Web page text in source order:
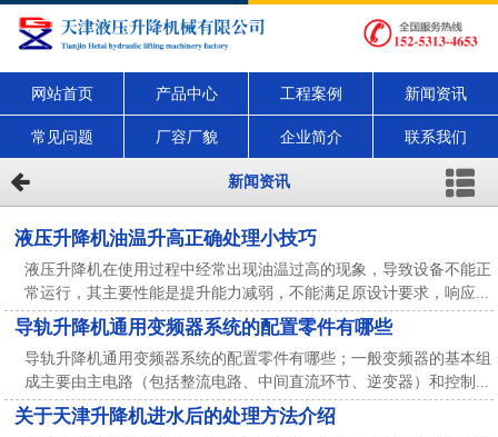
网站首页 产品中心 工程案例 新闻资讯
常见问题 厂容厂貌 企业简介 联系我们
新闻资讯
液压升降机油温升高正确处理小技巧
液压升降机在使用过程中经常出现油温过高的现象，导致设备不能正
常运行，其主要性能是提升能力减弱，不能满足原设计要求，响应...
导轨升降机通用变频器系统的配置零件有哪些
导轨升降机通用变频器系统的配置零件有哪些；一般变频器的基本组
成主要由主电路（包括整流电路、中间直流环节、逆变器）和控制...
关于天津升降机进水后的处理方法介绍